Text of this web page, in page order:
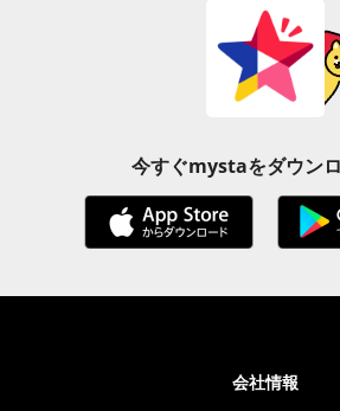
今すぐmystaをダウン
会社情報